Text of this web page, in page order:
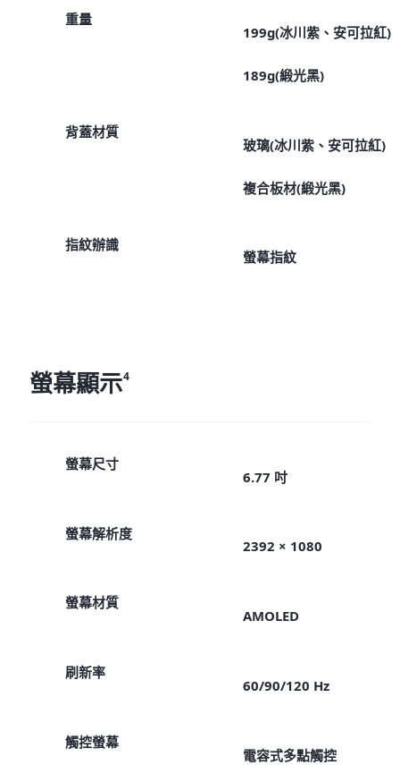
重量
199g(冰川紫、安可拉紅)
189g(緞光黑)
背蓋材質
玻璃(冰川紫、安可拉紅)
複合板材(緞光黑)
指紋辦識
螢幕指紋
螢幕顯示4
螢幕尺寸
6.77 吋
螢幕解析度
2392 × 1080
螢幕材質
AMOLED
刷新率
60/90/120 Hz
觸控螢幕
電容式多點觸控